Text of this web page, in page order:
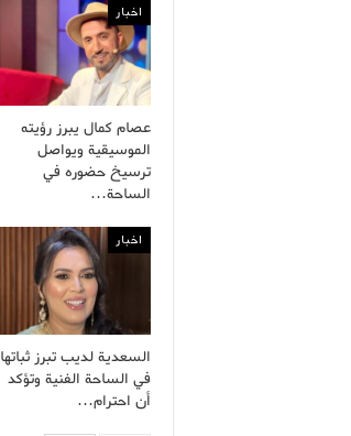
اخبار
عصام كمال يبرز رؤيته
الموسيقية ويواصل
ترسيخ حضوره في
الساحة…
اخبار
السعدية لديب تبرز ثباتها
في الساحة الفنية وتؤكد
أن احترام…